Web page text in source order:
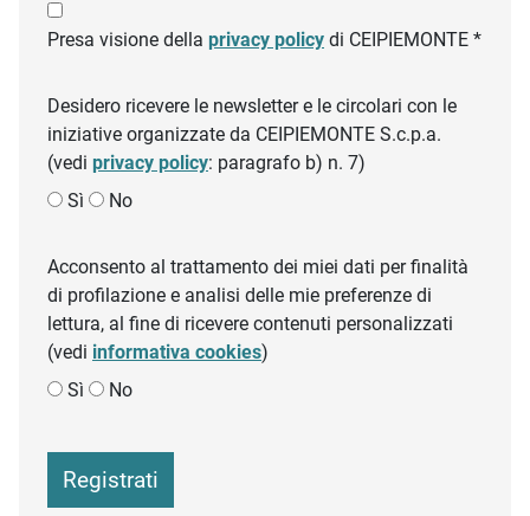
Presa visione della privacy policy di CEIPIEMONTE *
Desidero ricevere le newsletter e le circolari con le
iniziative organizzate da CEIPIEMONTE S.c.p.a.
(vedi privacy policy: paragrafo b) n. 7)
Sì
No
Acconsento al trattamento dei miei dati per finalità
di profilazione e analisi delle mie preferenze di
lettura, al fine di ricevere contenuti personalizzati
(vedi informativa cookies)
Sì
No
Registrati